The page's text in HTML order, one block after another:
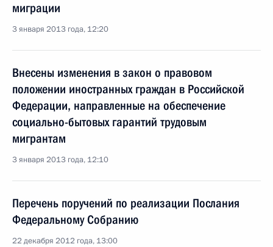
миграции
3 января 2013 года, 12:20
Внесены изменения в закон о правовом
положении иностранных граждан в Российской
Федерации, направленные на обеспечение
социально-бытовых гарантий трудовым
мигрантам
3 января 2013 года, 12:10
Перечень поручений по реализации Послания
Федеральному Собранию
22 декабря 2012 года, 13:00